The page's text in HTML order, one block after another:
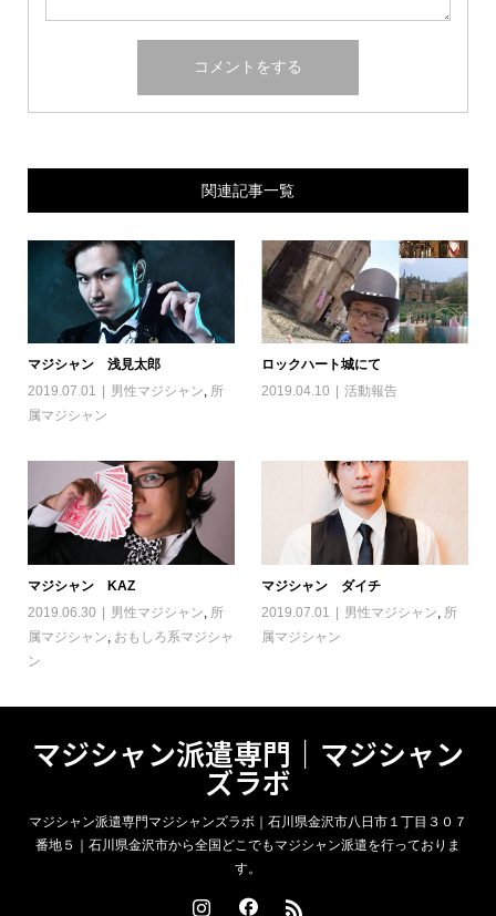
関連記事一覧
マジシャン 浅見太郎
2019.07.01
男性マジシャン, 所
属マジシャン
ロックハート城にて
2019.04.10
活動報告
マジシャン KAZ
2019.06.30
男性マジシャン 所
属マジシャン おもしろ系マジシャ
ン
マジシャン ダイチ
2019.07.01
男性マジシャン 所
属マジシャン
マジシャン派遣専門｜マジシャン
ズラボ
マジシャン派遣専門マジシャンズラボ｜石川県金沢市八日市１丁目３０７
番地５｜石川県金沢市から全国どこでもマジシャン派遣を行っておりま
す。